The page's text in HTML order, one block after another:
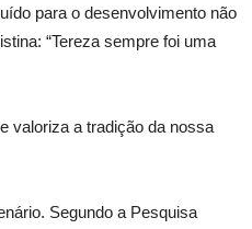
para o desenvolvimento não
“Tereza sempre foi uma
valoriza a tradição da nossa
Segundo a Pesquisa